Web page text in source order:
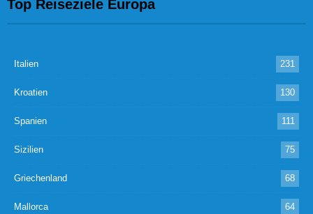
Top Reiseziele Europa
Italien 231
Kroatien 130
Spanien 111
Sizilien 75
Griechenland 68
Mallorca 64